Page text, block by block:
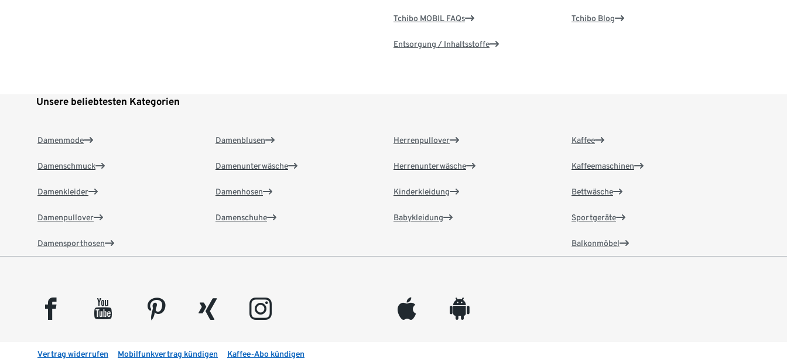
Tchibo MOBIL FAQs
Entsorgung / Inhaltsstoffe
Tchibo Blog
Unsere beliebtesten Kategorien
Damenmode
Damenschmuck
Damenkleider
Damenpullover
Damensporthosen
Damenblusen
Damenunterwäsche
Damenhosen
Damenschuhe
Herrenpullover
Herrenunterwäsche
Kinderkleidung
Babykleidung
Kaffee
Kaffeemaschinen
Bettwäsche
Sportgeräte
Balkonmöbel
facebook youtube pinterest xing instagram appleinc android
Vertrag widerrufen Mobilfunkvertrag kündigen Kaffee-Abo kündigen